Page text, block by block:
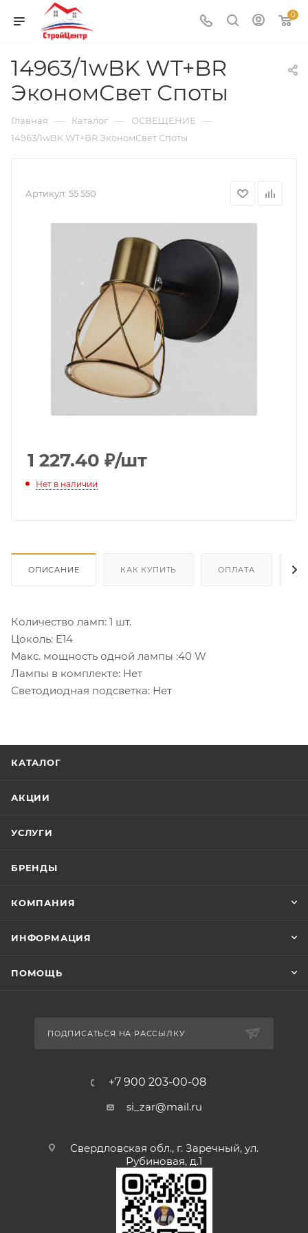
0
14963/1wBK WT+BR
ЭкономСвет Споты
Главная — Каталог — ОСВЕЩЕНИЕ —
14963/1wBK WT+BR ЭкономСвет Споты
Артикул: 55 550
1 227.40 ₽/шт
Нет в наличии
ОПИСАНИЕ КАК КУПИТЬ ОПЛАТА
Количество ламп: 1 шт.
Цоколь: E14
Макс. мощность одной лампы :40 W
Лампы в комплекте: Нет
Светодиодная подсветка: Нет
КАТАЛОГ
АКЦИИ
УСЛУГИ
БРЕНДЫ
КОМПАНИЯ
ИНФОРМАЦИЯ
ПОМОЩЬ
ПОДПИСАТЬСЯ НА РАССЫЛКУ
+7 900 203-00-08
si_zar@mail.ru
Свердловская обл., г. Заречный, ул.
Рубиновая, д.1